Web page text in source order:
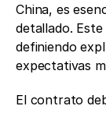
China, es
detallado.
definiendo
expectativas
El contrato